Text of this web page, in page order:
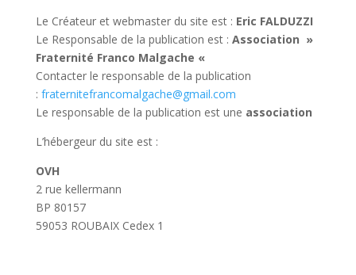
Le Créateur et webmaster du site est : Eric FALDUZZI
Le Responsable de la publication est : Association »
Fraternité Franco Malgache «
Contacter le responsable de la publication
: fraternitefrancomalgache@gmail.com
Le responsable de la publication est une association
L’hébergeur du site est :
OVH
2 rue kellermann
BP 80157
59053 ROUBAIX Cedex 1